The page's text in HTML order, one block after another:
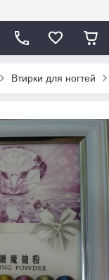
Втирки для ногтей